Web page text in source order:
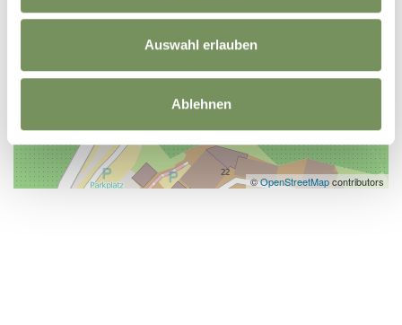
Auswahl erlauben
Ablehnen
©OpenStreetMapcontributors